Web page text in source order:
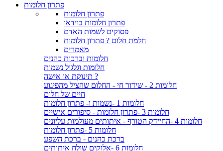
פתרון חלומות
פתרון חלומות
פתרון חלומות בוידאו
פסוקים לשמות האדם
חלמת חלום ? פתרון חלומות
מאמרים
חלומות וברכות כהנים
חלומות וגלגול נשמות
תינוקת או אישה ?
חלומות 2 - שידור חי - החלום שהציל מהפיגוע
חיים של חלום
חלומות 1 -נשמות ו- פתרון חלומות
חלומות 3 -פתרון חלומות - סיפורים אישיים
חלומות 4 -החיידק הטורף - איתותים מעולמות עליונים
חלומות 5 -פתרון חלומות
ברכת כהנים - ברכת השפע
חלומות 6 -אלוקים שולח איתותים